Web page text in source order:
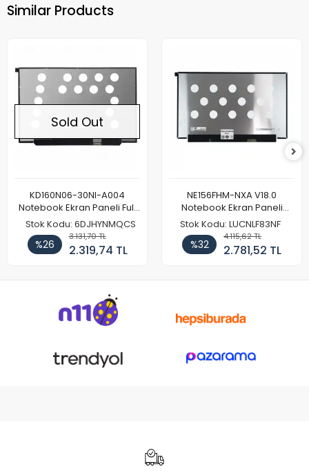
Similar Products
Sold Out
KD160N06-30NI-A004
Notebook Ekran Paneli Full
HD
Stok Kodu: 6DJHYNMQCS
%26
3.131,70 TL
2.319,74 TL
NE156FHM-NXA V18.0
Notebook Ekran Paneli
144Hz
Stok Kodu: LUCNLF83NF
%32
4.115,62 TL
2.781,52 TL